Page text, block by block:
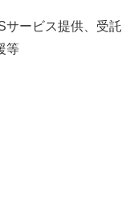
サービス提供、受託
等